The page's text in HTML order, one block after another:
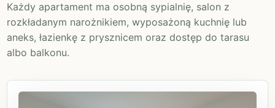
Każdy apartament ma osobną sypialnię, salon z
rozkładanym narożnikiem, wyposażoną kuchnię lub
aneks, łazienkę z prysznicem oraz dostęp do tarasu
albo balkonu.